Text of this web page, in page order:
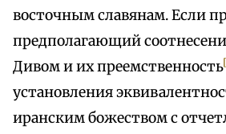
восточным славянам. Если
предполагающий
Дивом и их преемственность
установления
иранским божеством с